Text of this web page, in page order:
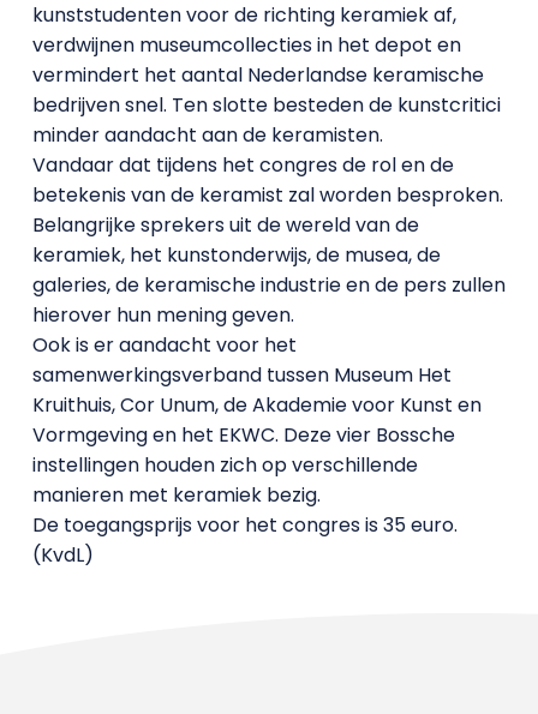
kunststudenten voor de richting keramiek af,
verdwijnen museumcollecties in het depot en
vermindert het aantal Nederlandse keramische
bedrijven snel. Ten slotte besteden de kunstcritici
minder aandacht aan de keramisten.
Vandaar dat tijdens het congres de rol en de
betekenis van de keramist zal worden besproken.
Belangrijke sprekers uit de wereld van de
keramiek, het kunstonderwijs, de musea, de
galeries, de keramische industrie en de pers zullen
hierover hun mening geven.
Ook is er aandacht voor het
samenwerkingsverband tussen Museum Het
Kruithuis, Cor Unum, de Akademie voor Kunst en
Vormgeving en het EKWC. Deze vier Bossche
instellingen houden zich op verschillende
manieren met keramiek bezig.
De toegangsprijs voor het congres is 35 euro.
(KvdL)